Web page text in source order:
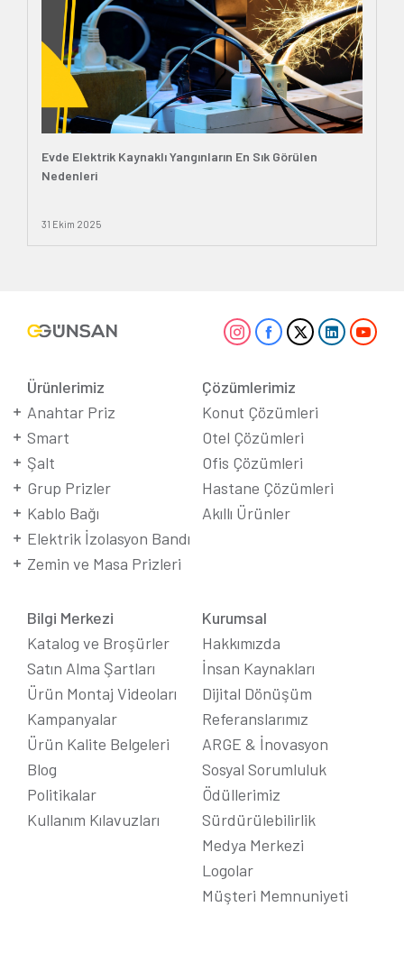
Evde Elektrik Kaynaklı Yangınların En Sık Görülen
Nedenleri
31 Ekim 2025
Ürünlerimiz
Anahtar Priz
Smart
Şalt
Grup Prizler
Kablo Bağı
Elektrik İzolasyon Bandı
Zemin ve Masa Prizleri
Çözümlerimiz
Konut Çözümleri
Otel Çözümleri
Ofis Çözümleri
Hastane Çözümleri
Akıllı Ürünler
Bilgi Merkezi
Katalog ve Broşürler
Satın Alma Şartları
Ürün Montaj Videoları
Kampanyalar
Ürün Kalite Belgeleri
Blog
Politikalar
Kullanım Kılavuzları
Kurumsal
Hakkımızda
İnsan Kaynakları
Dijital Dönüşüm
Referanslarımız
ARGE & İnovasyon
Sosyal Sorumluluk
Ödüllerimiz
Sürdürülebilirlik
Medya Merkezi
Logolar
Müşteri Memnuniyeti